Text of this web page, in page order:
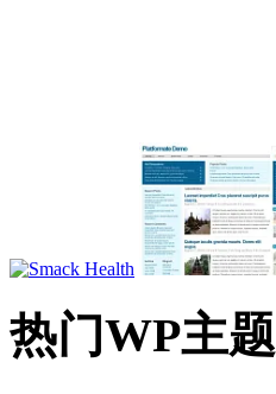
热门WP主题